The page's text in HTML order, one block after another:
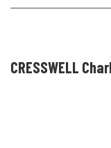
CRESSWELL